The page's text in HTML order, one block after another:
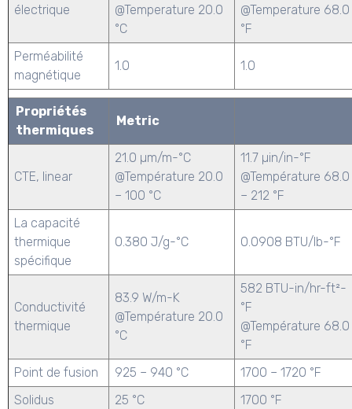
électrique
@Temperature 20.0
°C
@Temperature 68.0
°F
Perméabilité
magnétique
1.0 1.0
Propriétés
thermiques
Metric
CTE, linear
21.0 µm/m-°C
@Température 20.0
– 100 °C
11.7 µin/in-°F
@Température 68.0
– 212 °F
La capacité
thermique
spécifique
0.380 J/g-°C 0.0908 BTU/lb-°F
Conductivité
thermique
83.9 W/m-K
@Température 20.0
°C
582 BTU-in/hr-ft²-
°F
@Température 68.0
°F
Point de fusion
925 – 940 °C
1700 – 1720 °F
Solidus
25 °C
1700 °F